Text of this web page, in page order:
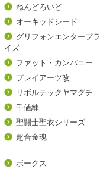
ねんどろいど
オーキッドシード
グリフォンエンタープラ
イズ
ファット・カンパニー
プレイアーツ改
リボルテックヤマグチ
千値練
聖闘士聖衣シリーズ
超合金魂
ボークス